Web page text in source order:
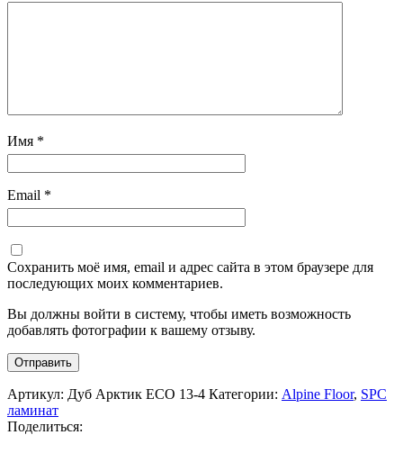
Имя *
Email *
Сохранить моё имя, email и адрес сайта в этом браузере для
последующих моих комментариев.
Вы должны войти в систему, чтобы иметь возможность
добавлять фотографии к вашему отзыву.
Артикул: Дуб Арктик ECO 13-4 Категории: Alpine Floor, SPC
ламинат
Поделиться: